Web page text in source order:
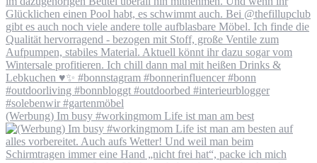
(Werbung) Im busy #workingmom Life ist man am best